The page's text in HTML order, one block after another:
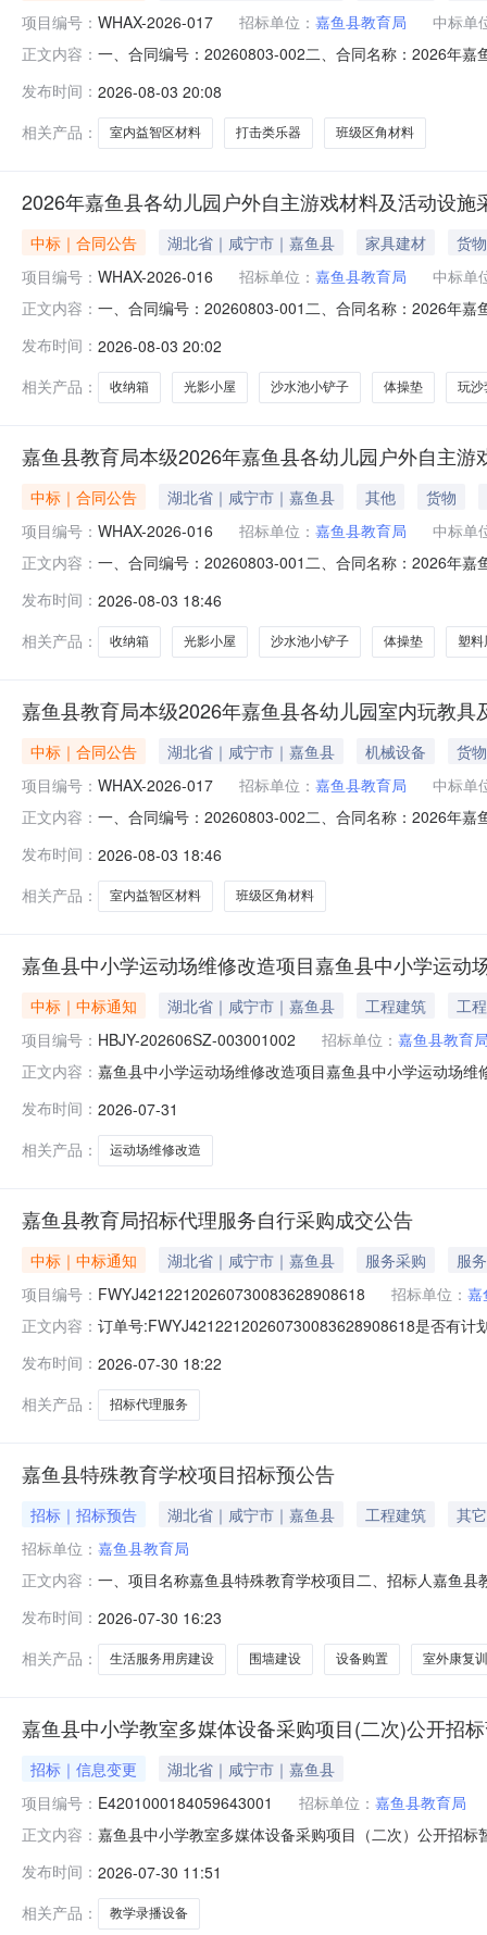
项目编号： WHAX-2026-017 招标单位： 嘉鱼县教育局
中标单
正文内容： 一、合同编号：20260803-002二、合同名称：2026年
址：武汉市武昌中南路11号联系方式：13797023356六
发布时间： 2026-08-03 20:08
相关产品：
室内益智区材料 打击类乐器 班级区角材料
2026年嘉鱼县各幼儿园户外自主游戏材料及活动设施
中标｜合同公告 湖北省｜咸宁市｜嘉鱼县 家具建材
货物
项目编号： WHAX-2026-016 招标单位： 嘉鱼县教育局
中标单
正文内容： 一、合同编号：20260803-001二、合同名称：2026年
刊传媒集团有限公司地址：武汉市洪山区珞喻路78号联
发布时间： 2026-08-03 20:02
相关产品：
收纳箱 光影小屋 沙水池小铲子 体操垫 玩沙
嘉鱼县教育局本级2026年嘉鱼县各幼儿园户外自主
中标｜合同公告 湖北省｜咸宁市｜嘉鱼县 其他
货物
项目编号： WHAX-2026-016 招标单位： 嘉鱼县教育局
中标单
正文内容： 一、合同编号：20260803-001二、合同名称：2026年
北长江教育报刊传媒集团有限公司5、地址：武汉市洪山
发布时间： 2026-08-03 18:46
相关产品：
收纳箱 光影小屋 沙水池小铲子 体操垫 塑料
嘉鱼县教育局本级2026年嘉鱼县各幼儿园室内玩教
中标｜合同公告 湖北省｜咸宁市｜嘉鱼县 机械设备
货物
项目编号： WHAX-2026-017 招标单位： 嘉鱼县教育局
中标单
正文内容： 一、合同编号：20260803-002二、合同名称：2026年
有限公司5、地址：武汉市武昌中南路11号6、联系方式
发布时间： 2026-08-03 18:46
相关产品：
室内益智区材料 班级区角材料
嘉鱼县中小学运动场维修改造项目嘉鱼县中小学运动
中标｜中标通知 湖北省｜咸宁市｜嘉鱼县 工程建筑
工程
项目编号： HBJY-202606SZ-003001002 招标单位： 嘉鱼县教育
正文内容： 嘉鱼县中小学运动场维修改造项目嘉鱼县中小学运动场
称）嘉鱼县中小学运动场维修改造项目(第二次)（标段名
发布时间： 2026-07-31
相关产品：
运动场维修改造
嘉鱼县教育局招标代理服务自行采购成交公告
中标｜中标通知 湖北省｜咸宁市｜嘉鱼县 服务采购
服务
项目编号： FWYJ42122120260730083628908618 招标单位： 嘉
正文内容： 订单号:FWYJ42122120260730083628908618是否有计
建项目，概算金额约2200万元。以《湖北省招标代理服
发布时间： 2026-07-30 18:22
相关产品：
招标代理服务
嘉鱼县特殊教育学校项目招标预公告
招标｜招标预告 湖北省｜咸宁市｜嘉鱼县 工程建筑
其它
招标单位： 嘉鱼县教育局
正文内容： 一、项目名称嘉鱼县特殊教育学校项目二、招标人嘉鱼
革局审批(嘉发改审批〔2026〕296号)。六、计划工期项
日在成宁市
发布时间： 2026-07-30 16:23
相关产品：
生活服务用房建设 围墙建设 设备购置 室外康复
嘉鱼县中小学教室多媒体设备采购项目(二次)公开招
招标｜信息变更
湖北省｜咸宁市｜嘉鱼县
项目编号： E4201000184059643001 招标单位： 嘉鱼县教育局
正文内容： 嘉鱼县中小学教室多媒体设备采购项目（二次）公开招
正内容：因包2（教学录播设备采购）采购人技术参数有
发布时间： 2026-07-30 11:51
相关产品：
教学录播设备